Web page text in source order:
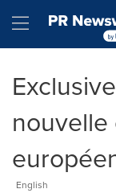
Hamburger
English